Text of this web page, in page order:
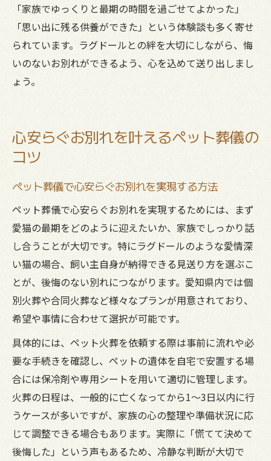
「家族でゆっくりと最期の時間を過ごせてよかった」
「思い出に残る供養ができた」という体験談も多く寄せ
られています。ラグドールとの絆を大切にしながら、悔
いのないお別れができるよう、心を込めて送り出しまし
ょう。
心安らぐお別れを叶えるペット葬儀の
コツ
ペット葬儀で心安らぐお別れを実現する方法
ペット葬儀で心安らぐお別れを実現するためには、まず
愛猫の最期をどのように迎えたいか、家族でしっかり話
し合うことが大切です。特にラグドールのような愛情深
い猫の場合、飼い主自身が納得できる見送り方を選ぶこ
とが、後悔のない別れにつながります。愛知県内では個
別火葬や合同火葬など様々なプランが用意されており、
希望や事情に合わせて選択が可能です。
具体的には、ペット火葬を依頼する際は事前に流れや必
要な手続きを確認し、ペットの遺体を自宅で安置する場
合には保冷剤や専用シートを用いて適切に管理します。
火葬の日程は、一般的に亡くなってから1～3日以内に行
うケースが多いですが、家族の心の整理や準備状況に応
じて調整できる場合もあります。実際に「慌てて決めて
後悔した」という声もあるため、冷静な判断が大切で